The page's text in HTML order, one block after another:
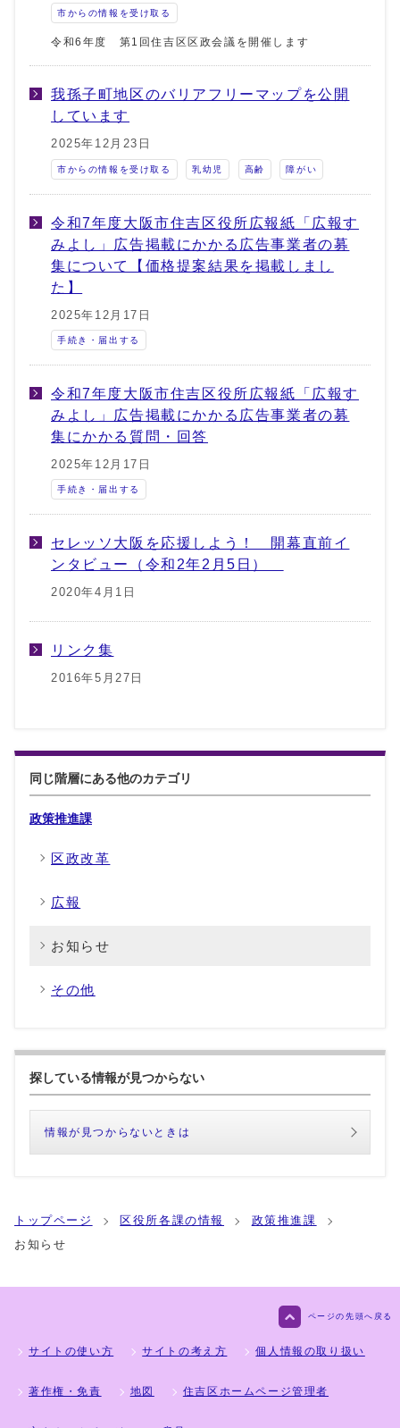
市からの情報を受け取る
令和6年度 第1回住吉区区政会議を開催します
我孫子町地区のバリアフリーマップを公開
しています
2025年12月23日
市からの情報を受け取る 乳幼児 高齢 障がい
令和7年度大阪市住吉区役所広報紙「広報す
みよし」広告掲載にかかる広告事業者の募
集について【価格提案結果を掲載しまし
た】
2025年12月17日
手続き・届出する
令和7年度大阪市住吉区役所広報紙「広報す
みよし」広告掲載にかかる広告事業者の募
集にかかる質問・回答
2025年12月17日
手続き・届出する
セレッソ大阪を応援しよう！ 開幕直前イ
ンタビュー（令和2年2月5日）
2020年4月1日
リンク集
2016年5月27日
同じ階層にある他のカテゴリ
政策推進課
区政改革
広報
お知らせ
その他
探している情報が見つからない
情報が見つからないときは
トップページ 区役所各課の情報
政策推進課
お知らせ
ページの先頭へ戻る
サイトの使い方 サイトの考え方 個人情報の取り扱い
著作権・免責 地図 住吉区ホームページ管理者